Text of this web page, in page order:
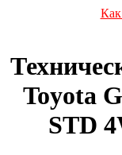
Как
Toyota
STD